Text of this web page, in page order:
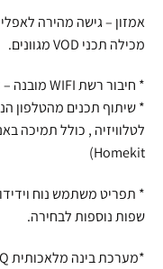
אמזון – גישה מהירה
מכילה תכני VOD מגוונים.
* חיבור רשת WIFI מובנה – להתחברות לרשת הביתית ללא מתאם!
* שיתוף תכנים מהטלפון
Homekit)
* תפריט משתמש נוח
שפות נוספות לבחירה.